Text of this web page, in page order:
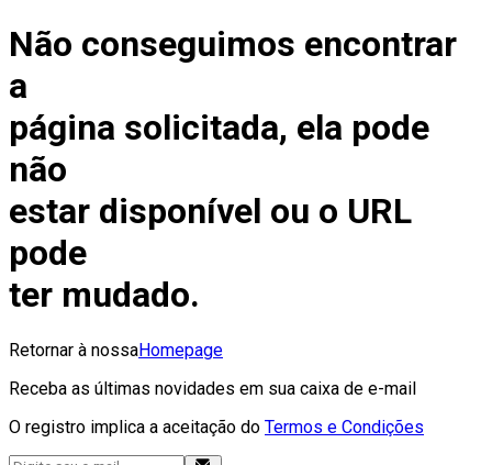
Não conseguimos encontrar
a
página solicitada, ela pode
não
estar disponível ou o URL
pode
ter mudado.
Retornar à nossaHomepage
Receba as últimas novidades em sua caixa de e-mail
O registro implica a aceitação do Termos e Condições